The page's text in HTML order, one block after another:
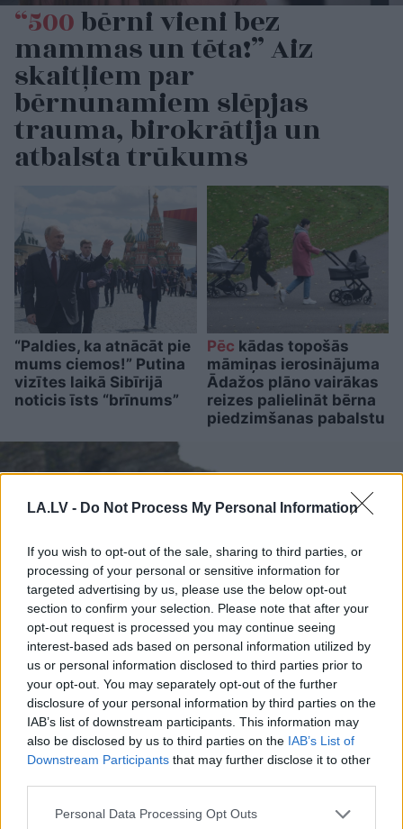
LA.LV - Do Not Process My Personal Information
If you wish to opt-out of the sale, sharing to third parties, or
processing of your personal or sensitive information for
targeted advertising by us, please use the below opt-out
section to confirm your selection. Please note that after your
opt-out request is processed you may continue seeing
interest-based ads based on personal information utilized by
us or personal information disclosed to third parties prior to
your opt-out. You may separately opt-out of the further
disclosure of your personal information by third parties on the
IAB’s list of downstream participants. This information may
also be disclosed by us to third parties on the IAB’s List of
Downstream Participants that may further disclose it to other
Please note that this website/app uses one or more Google
Personal Data Processing Opt Outs
“500bērni vieni bez
mammas un tēta!” Aiz
skaitļiem par
bērnunamiem slēpjas
trauma, birokrātija un
atbalsta trūkums
“Paldies, ka atnācāt pie
mums ciemos!” Putina
vizītes laikā Sibīrijā
noticis īsts “brīnums”
Pēc kādas topošās
māmiņas ierosinājuma
Ādažos plāno vairākas
reizes palielināt bērna
piedzimšanas pabalstu
Ārstinosauc četrus augļus
ar kuru ēšanu pēc 45 gadu
vecuma nevajadzētu
pārlieku aizrauties